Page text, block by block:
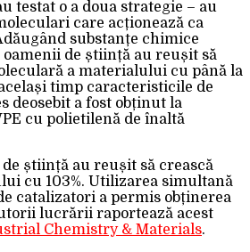
testat o a doua strategie – au
care acționează ca
substanțe chimice
de știință au reușit să
a materialului cu până la
timp caracteristicile de
deosebit a fost obținut la
cu polietilenă de înaltă
știință au reușit să crească
cu 103%. Utilizarea simultană
catalizatori a permis obținerea
lucrării raportează acest
Chemistry & Materials.